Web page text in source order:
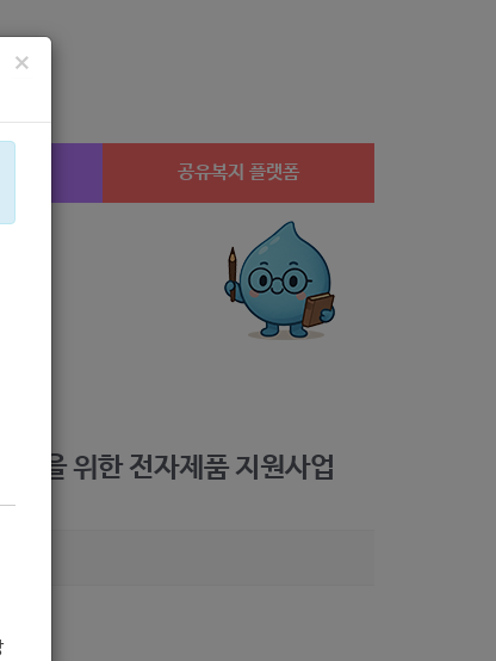
공유복지 플랫폼
안심일자리 치과
×
립을 위한 전자제품 지원사업